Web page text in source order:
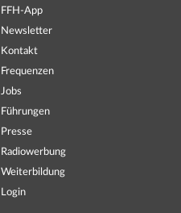
FFH-App
Newsletter
Kontakt
Frequenzen
Jobs
Führungen
Presse
Radiowerbung
Weiterbildung
Login